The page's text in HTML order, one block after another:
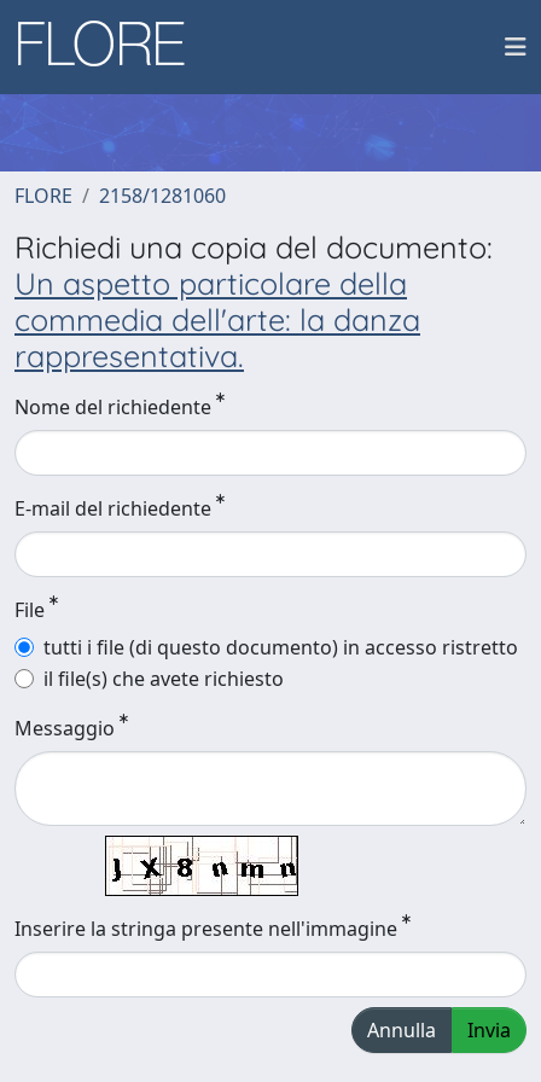
FLORE 2158/1281060
Richiedi una copia del documento:
Un aspetto particolare della
commedia dell'arte: la danza
rappresentativa.
Nome del richiedente
E-mail del richiedente
File
tutti i file (di questo documento) in accesso ristretto
il file(s) che avete richiesto
Messaggio
Inserire la stringa presente nell'immagine
Annulla Invia